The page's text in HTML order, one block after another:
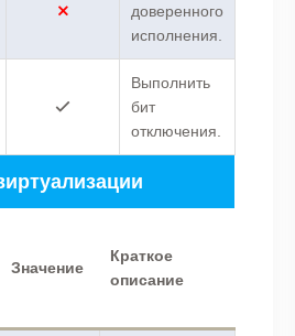
доверенного
исполнения.
Выполнить
бит
отключения.
Значение
Краткое
описание